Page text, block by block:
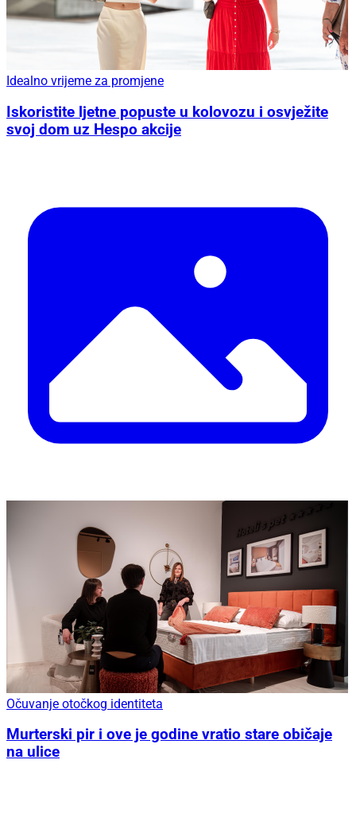
Idealno vrijeme za promjene
Iskoristite ljetne popuste u kolovozu i osvježite
svoj dom uz Hespo akcije
Očuvanje otočkog identiteta
Murterski pir i ove je godine vratio stare običaje
na ulice